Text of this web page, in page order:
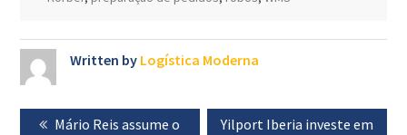
Written by Logística Moderna
Navegação
Previous
Mário Reis assume o
Next
Yilport Iberia investe em